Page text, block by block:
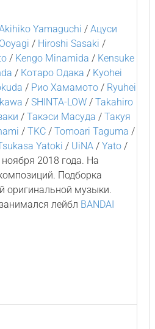
Yamaguchi / Ацуси
/ Hiroshi Sasaki /
/ Kengo Minamida / Kensuke
/ Котаро Одака / Kyohei
/ Рио Хамамото/ Ryuhei
/ SHINTA-LOW/ Takahiro
/ Такэси Масуда / Такуя
/ TKC/ Tomoari Taguma /
Yatoki / UiNA/ Yato/
2018 года. На
Подборка
оригинальной музыки.
лейбл BANDAI